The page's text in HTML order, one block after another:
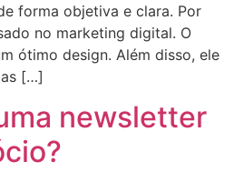
forma objetiva e clara. Por
no marketing digital. O
ótimo design. Além disso, ele
[…]
newsletter